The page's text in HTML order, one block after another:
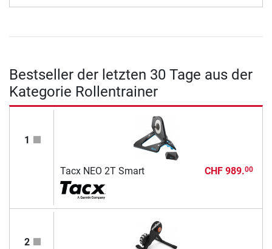
Bestseller der letzten 30 Tage aus der
Kategorie Rollentrainer
1
Tacx NEO 2T Smart CHF 989.00
2